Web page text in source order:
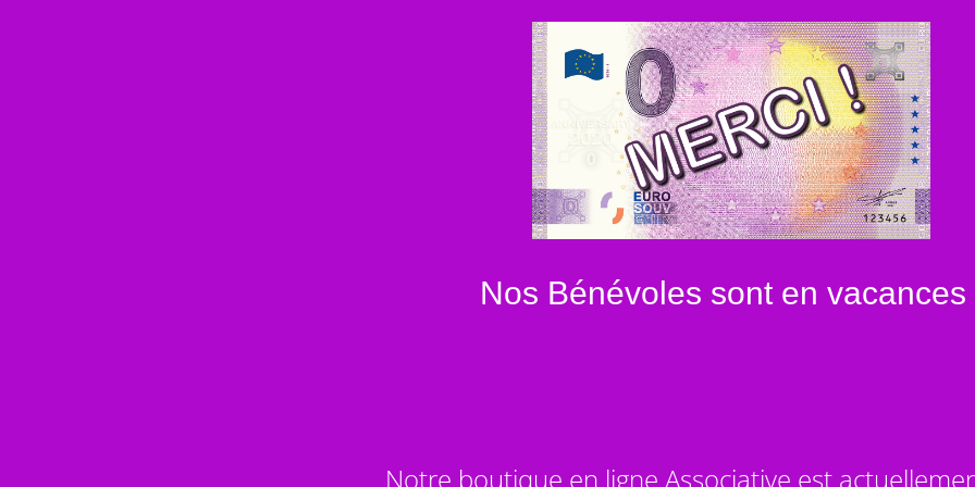
Nos Bénévoles sont en vacances
Notre boutique en ligne Associative est